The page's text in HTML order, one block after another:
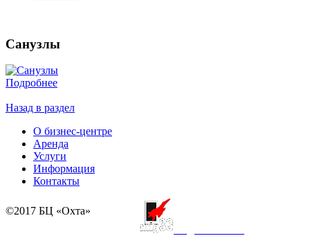
Санузлы
Подробнее
Назад в раздел
О бизнес-центре
Аренда
Услуги
Информация
Контакты
©2017 БЦ «Охта»